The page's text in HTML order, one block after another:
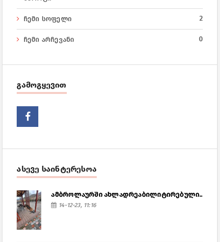
ჩემი სოფელი 2
ჩემი არჩევანი 0
გამოგყევით
ასევე საინტერესოა
ამბროლაურში ახლადრეაბილიტირებული..
14-12-23, 11:16